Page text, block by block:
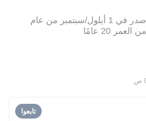
هاتف نوكيا 3310 أصدر في 1 أيلول/سبتمبر من عام
تابعوا